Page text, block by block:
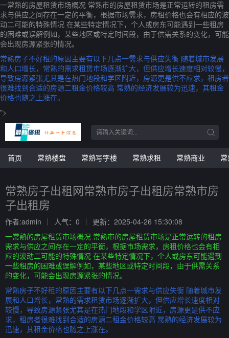
一常熟的房屋租赁市场概况 常熟市的房屋租赁市场是正常运转的租房需
求与供应之间存在一定的平衡，根据市场需求，房租价格也会有相应的波
动二可能的特殊情况 在某些特定情况下，个人或房东可能遇到一些租房
的困难或误解例如，某些地区或特定时间段，由于供需关系的变化，可能
会出现房源紧张的情况。
常熟房子不好租的原因主要有以下几点一需求与供应失衡 随着城市发展
和人口增长，常熟的需求租赁市场逐渐扩大，但供应增长速度相对较慢，
导致房源紧张尤其是在热门地段和学区附近，房源更是供不应求，租房者
很难找到合适的房源二租金价格较高 常熟的经济发展较为迅速，其租金
价格也随之上涨在。
">
首页 常熟楼盘 常熟写字楼 常熟求租 常熟商业
常熟房子出租网常熟市房子出租房常熟市房
子出租房
作者:admin 人气：0
更新：2025-04-26 15:30:08
一常熟的房屋租赁市场概况 常熟市的房屋租赁市场是正常运转的租房
需求与供应之间存在一定的平衡，根据市场需求，房租价格也会有相
应的波动二可能的特殊情况 在某些特定情况下，个人或房东可能遇到
一些租房的困难或误解例如，某些地区或特定时间段，由于供需关系
的变化，可能会出现房源紧张的情况。
常熟房子不好租的原因主要有以下几点一需求与供应失衡 随着城市发
展和人口增长，常熟的需求租赁市场逐渐扩大，但供应增长速度相对
较慢，导致房源紧张尤其是在热门地段和学区附近，房源更是供不应
求，租房者很难找到合适的房源二租金价格较高 常熟的经济发展较为
迅速，其租金价格也随之上涨在。